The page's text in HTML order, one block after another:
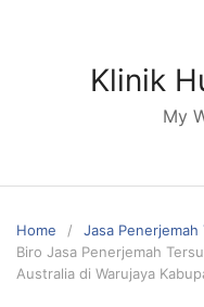
Klinik
My
Home
Jasa Penerjemah
Biro Jasa Penerjemah
Australia di Warujaya